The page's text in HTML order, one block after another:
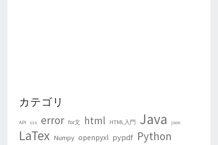
カテゴリ
API css error for文 html HTML入門 Java json
LaTex Numpy openpyxl pypdf Python